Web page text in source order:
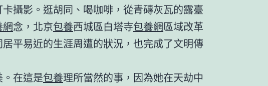
攝影。逛胡同、喝咖啡，從青磚灰瓦的露臺
網念，北京包養西城區白塔寺包養網區域改革
平易近的生涯周遭的狀況，也完成了文明傳
在這是包養理所當然的事，因為她在天劫中